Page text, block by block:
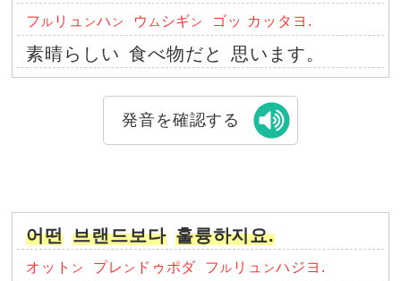
フ ル リュ ンハ ン ウ ム シギン ゴッ カッタヨ.
素晴らしい 食べ物だと 思います。
発音を確認する
어떤 브랜드보다 훌륭하지요.
オット ン プレ ン ドゥポダ フ ル リュ ンハジヨ.